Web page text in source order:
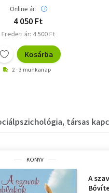
Online ár:
4 050 Ft
Eredeti ár: 4 500 Ft
Kosárba
2 - 3 munkanap
társas
KÖNYV
A